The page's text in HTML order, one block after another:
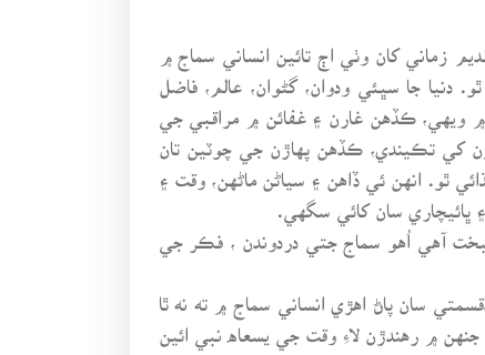
زماني کان وٺي اڄ تائين انساني سماج ۾
جا سڀئي ودوان، گڻوان، عالم، فاضل
ويهي، ڪڏهن غارن ۽ غفائن ۾ مراقبي جي
کي تڪيندي، ڪڏهن پهاڙن جي چوٽين تان
ٿو. انهن ئي ڏاهن ۽ سياڻن ماڻهن، وقت ۽
ڀائيچاري سان کائي سگهي.
آهي اُهو سماج جتي دردوندن ، فڪر جي
سان پاڻ اهڙي انساني سماج ۾ ته نه ٿا
۾ رهندڙن لاءِ وقت جي يسعاه نبي ائين